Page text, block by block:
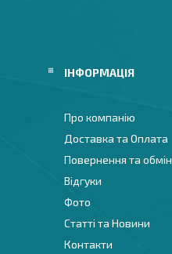
ІНФОРМАЦІЯ
Про компанію
Доставка та Оплата
Повернення та обмін
Відгуки
Фото
Статті та Новини
Контакти